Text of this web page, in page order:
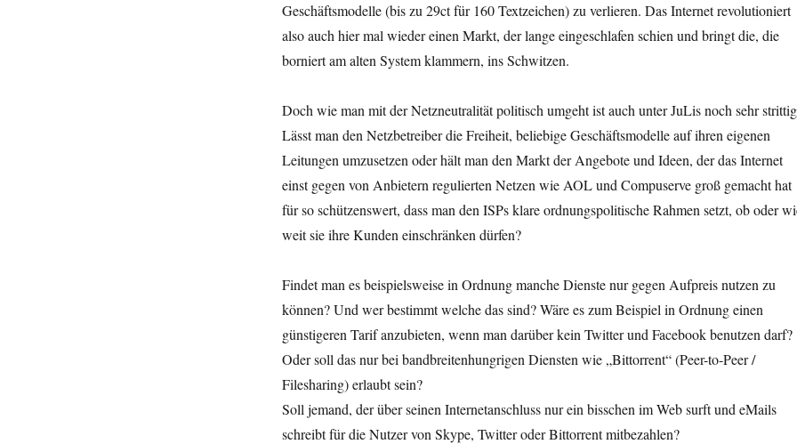
Geschäftsmodelle (bis zu 29ct für 160 Textzeichen) zu verlieren. Das Internet revolutioniert
also auch hier mal wieder einen Markt, der lange eingeschlafen schien und bringt die, die
borniert am alten System klammern, ins Schwitzen.
Doch wie man mit der Netzneutralität politisch umgeht ist auch unter JuLis noch sehr
Lässt man den Netzbetreiber die Freiheit, beliebige Geschäftsmodelle auf ihren eigenen
Leitungen umzusetzen oder hält man den Markt der Angebote und Ideen, der das Internet
einst gegen von Anbietern regulierten Netzen wie AOL und Compuserve groß gemacht hat
für so schützenswert, dass man den ISPs klare ordnungspolitische Rahmen setzt, ob oder
weit sie ihre Kunden einschränken dürfen?
Findet man es beispielsweise in Ordnung manche Dienste nur gegen Aufpreis nutzen zu
können? Und wer bestimmt welche das sind? Wäre es zum Beispiel in Ordnung einen
günstigeren Tarif anzubieten, wenn man darüber kein Twitter und Facebook benutzen darf?
Oder soll das nur bei bandbreitenhungrigen Diensten wie „Bittorrent“ (Peer-to-Peer /
Filesharing) erlaubt sein?
Soll jemand, der über seinen Internetanschluss nur ein bisschen im Web surft und eMails
schreibt für die Nutzer von Skype, Twitter oder Bittorrent mitbezahlen?